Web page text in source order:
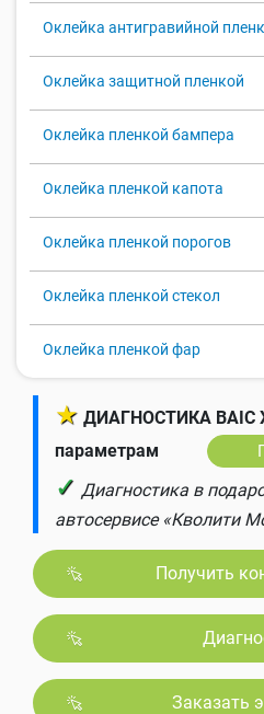
Оклейка антигравийной
Оклейка защитной пленкой
Оклейка пленкой бампера
Оклейка пленкой капота
Оклейка пленкой порогов
Оклейка пленкой стекол
Оклейка пленкой фар
★ ДИАГНОСТИКА BAIC
параметрам
✓ Диагностика в
автосервисе «Кволити
Получить
Заказать